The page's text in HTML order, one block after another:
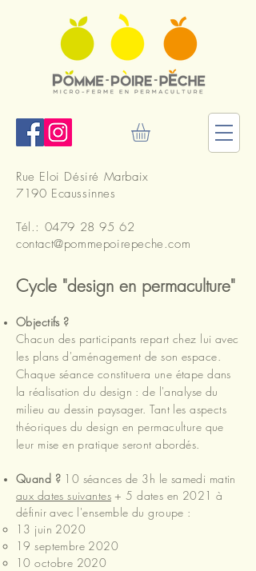
Rue Eloi Désiré Marbaix
7190 Ecaussinnes
Tél.: 0479 28 95 62
contact@pommepoirepeche.com
Cycle "design en permaculture"
Objectifs ?
Chacun des participants repart chez lui avec
les plans d'aménagement de son espace.
Chaque séance constituera une étape dans
la réalisation du design : de l'analyse du
milieu au dessin paysager. Tant les aspects
théoriques du design en permaculture que
leur mise en pratique seront abordés.
Quand ?10 séances de 3h le samedi matin
aux dates suivantes+ 5 dates en 2021 à
définir avec l'ensemble du groupe :
13 juin 2020
19 septembre 2020
10 octobre 2020